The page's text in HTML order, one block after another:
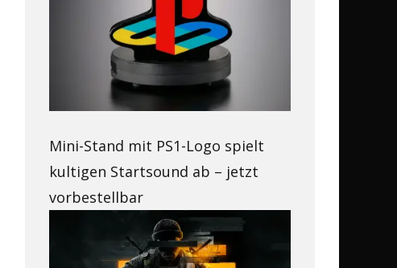
Mini-Stand mit PS1-Logo spielt
kultigen Startsound ab – jetzt
vorbestellbar